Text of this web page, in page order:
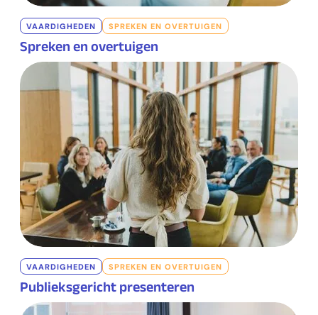
VAARDIGHEDEN SPREKEN EN OVERTUIGEN
Spreken en overtuigen
VAARDIGHEDEN SPREKEN EN OVERTUIGEN
Publieksgericht presenteren